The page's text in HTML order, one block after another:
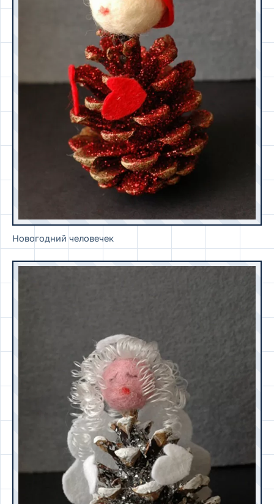
Новогодний человечек